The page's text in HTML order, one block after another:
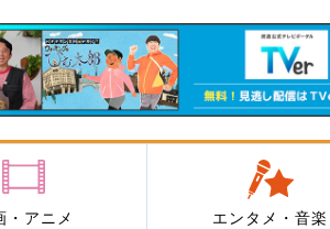
・アニメ エンタメ・音楽